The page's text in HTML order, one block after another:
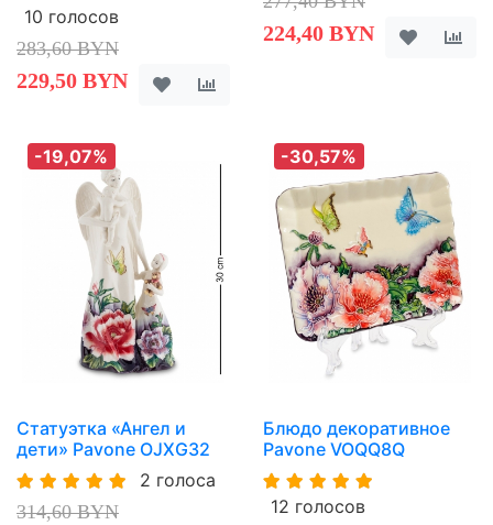
10 голосов
283,60 BYN
229,50 BYN
224,40 BYN
-19,07%
Статуэтка «Ангел и
дети» Pavone OJXG32
2 голоса
314,60 BYN
-30,57%
Блюдо декоративное
Pavone VOQQ8Q
12 голосов